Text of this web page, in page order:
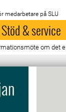
medarbetare på SLU
Stöd & service
om det